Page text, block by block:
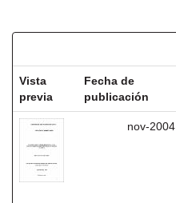
Vista
previa
Fecha de
publicación
nov-2004